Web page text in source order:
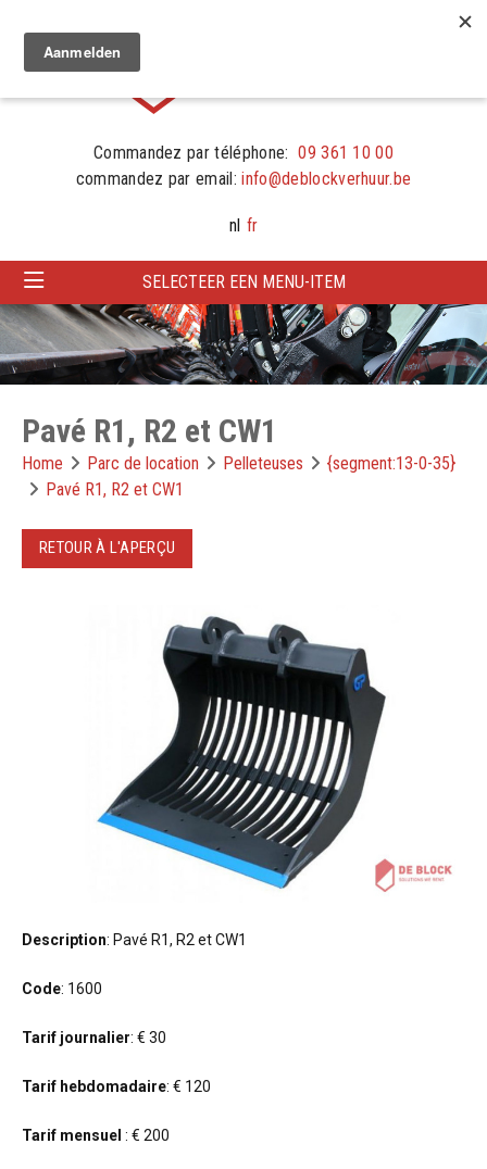
Commandez par téléphone: 09 361 10 00
commandez par email: info@deblockverhuur.be
nl fr
SELECTEER EEN MENU-ITEM
Pavé R1, R2 et CW1
Home Parc de location Pelleteuses
{segment:13-0-35}
Pavé R1, R2 et CW1
RETOUR À L'APERÇU
Description: Pavé R1, R2 et CW1
Code: 1600
Tarif journalier: € 30
Tarif hebdomadaire: € 120
Tarif mensuel : € 200